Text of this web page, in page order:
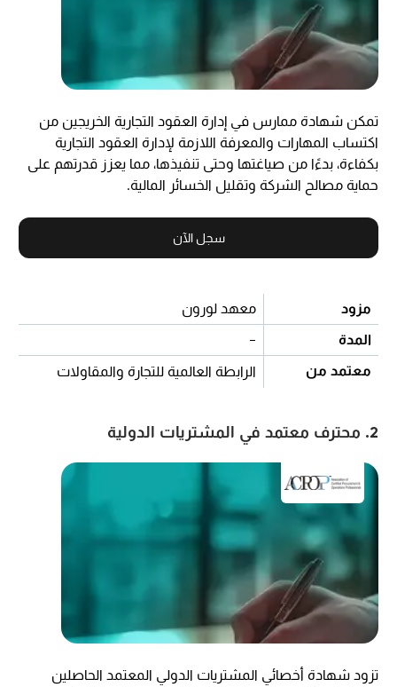
تمكن شهادة ممارس في إدارة العقود التجارية الخريجين من
اكتساب المهارات والمعرفة اللازمة لإدارة العقود التجارية
بكفاءة، بدءًا من صياغتها وحتى تنفيذها، مما يعزز قدرتهم على
حماية مصالح الشركة وتقليل الخسائر المالية.
سجل الآن
مزود
معهد لورون
المدة
-
معتمد من
الرابطة العالمية للتجارة والمقاولات
2. محترف معتمد في المشتريات الدولية
تزود شهادة أخصائي المشتريات الدولي المعتمد الحاصلين